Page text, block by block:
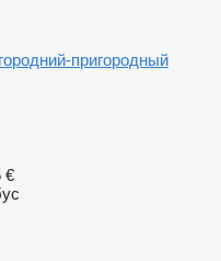
пригородный
€